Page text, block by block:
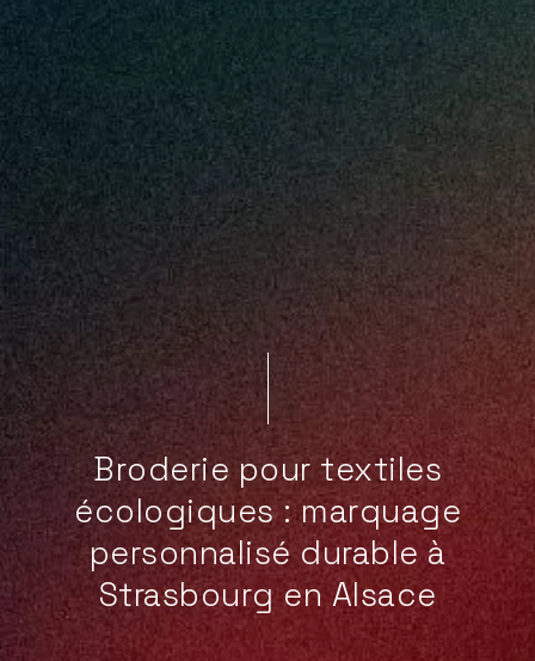
Broderie pour textiles
écologiques : marquage
personnalisé durable à
Strasbourg en Alsace